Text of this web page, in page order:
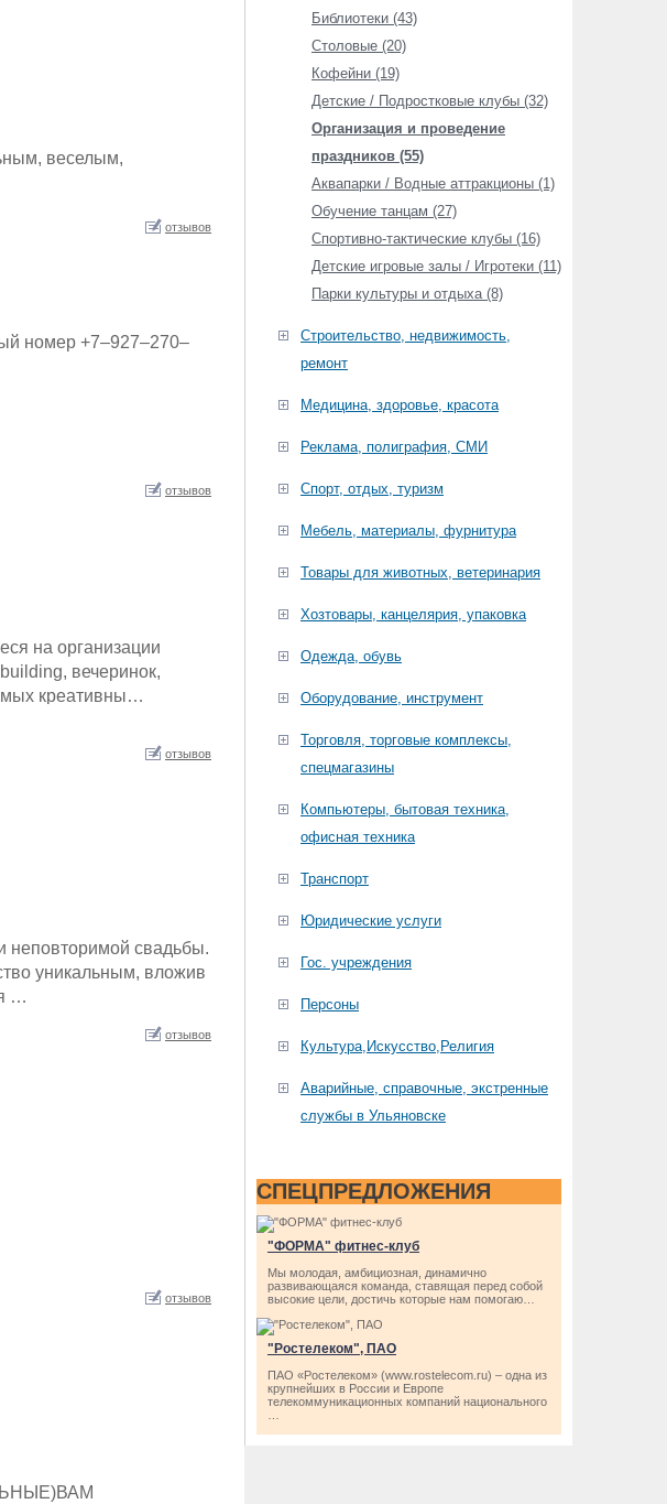
веселым,
отзывов
номер +7–927–270–
отзывов
на организации
вечеринок,
креативны…
отзывов
неповторимой свадьбы.
уникальным, вложив
…
отзывов
отзывов
Библиотеки (43)
Столовые (20)
Кофейни (19)
Детские / Подростковые клубы (32)
Организация и проведение
праздников (55)
Аквапарки / Водные аттракционы (1)
Обучение танцам (27)
Спортивно-тактические клубы (16)
Детские игровые залы / Игротеки (11)
Парки культуры и отдыха (8)
Строительство, недвижимость,
ремонт
Медицина, здоровье, красота
Реклама, полиграфия, СМИ
Спорт, отдых, туризм
Мебель, материалы, фурнитура
Товары для животных, ветеринария
Хозтовары, канцелярия, упаковка
Одежда, обувь
Оборудование, инструмент
Торговля, торговые комплексы,
спецмагазины
Компьютеры, бытовая техника,
офисная техника
Транспорт
Юридические услуги
Гос. учреждения
Персоны
Культура,Искусство,Религия
Аварийные, справочные, экстренные
службы в Ульяновске
СПЕЦПРЕДЛОЖЕНИЯ
"ФОРМА" фитнес-клуб
Мы молодая, амбициозная, динамично
развивающаяся команда, ставящая перед собой
высокие цели, достичь которые нам помогаю…
"Ростелеком", ПАО
ПАО «Ростелеком» (www.rostelecom.ru) – одна из
крупнейших в России и Европе
телекоммуникационных компаний национального